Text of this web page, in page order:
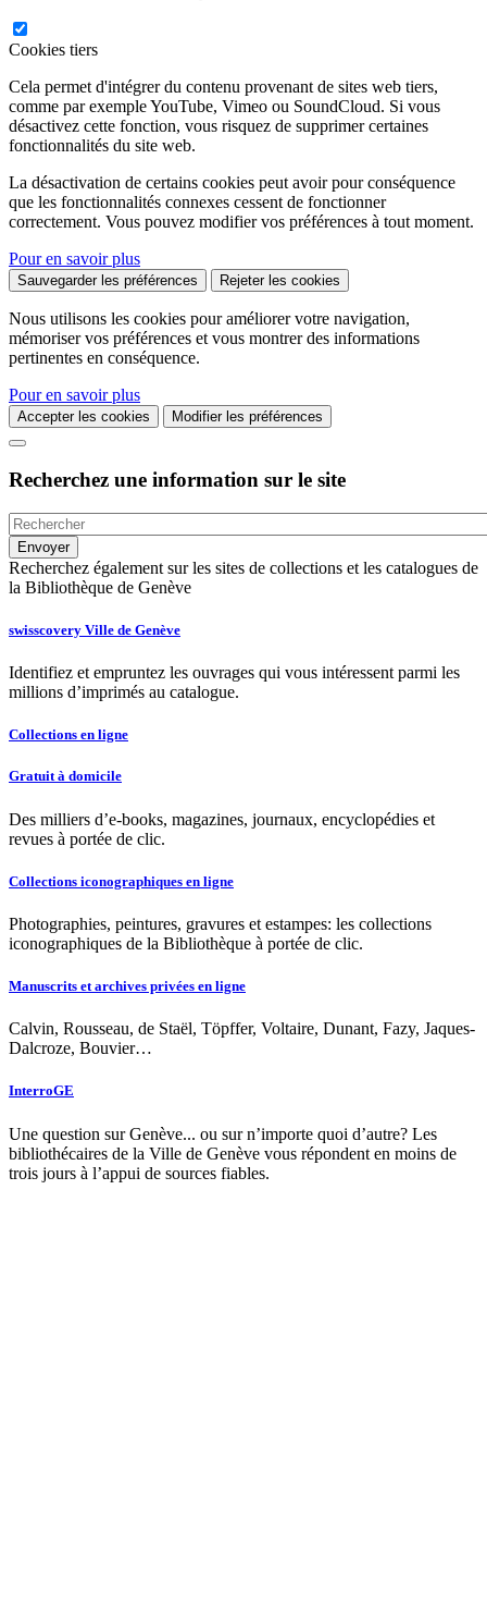
Cookies tiers
Cela permet d'intégrer du contenu provenant de sites web tiers,
comme par exemple YouTube, Vimeo ou SoundCloud. Si vous
désactivez cette fonction, vous risquez de supprimer certaines
fonctionnalités du site web.
La désactivation de certains cookies peut avoir pour conséquence
que les fonctionnalités connexes cessent de fonctionner
correctement. Vous pouvez modifier vos préférences à tout moment.
Pour en savoir plus
Sauvegarder les préférences Rejeter les cookies
Nous utilisons les cookies pour améliorer votre navigation,
mémoriser vos préférences et vous montrer des informations
pertinentes en conséquence.
Pour en savoir plus
Accepter les cookies Modifier les préférences
Recherchez une information sur le site
Recherchez également sur les sites de collections et les catalogues de
la Bibliothèque de Genève
swisscovery Ville de Genève
Identifiez et empruntez les ouvrages qui vous intéressent parmi les
millions d’imprimés au catalogue.
Collections en ligne
Gratuit à domicile
Des milliers d’e-books, magazines, journaux, encyclopédies et
revues à portée de clic.
Collections iconographiques en ligne
Photographies, peintures, gravures et estampes: les collections
iconographiques de la Bibliothèque à portée de clic.
Manuscrits et archives privées en ligne
Calvin, Rousseau, de Staël, Töpffer, Voltaire, Dunant, Fazy, Jaques-
Dalcroze, Bouvier…
InterroGE
Une question sur Genève... ou sur n’importe quoi d’autre? Les
bibliothécaires de la Ville de Genève vous répondent en moins de
trois jours à l’appui de sources fiables.